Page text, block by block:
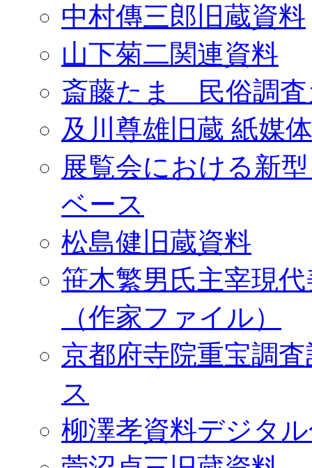
中村傳三郎旧蔵資料
山下菊二関連資料
斎藤たま 民俗調査
及川尊雄旧蔵 紙媒
展覧会における新
ベース
松島健旧蔵資料
笹木繁男氏主宰現
（作家ファイル）
京都府寺院重宝調
ス
柳澤孝資料デジタ